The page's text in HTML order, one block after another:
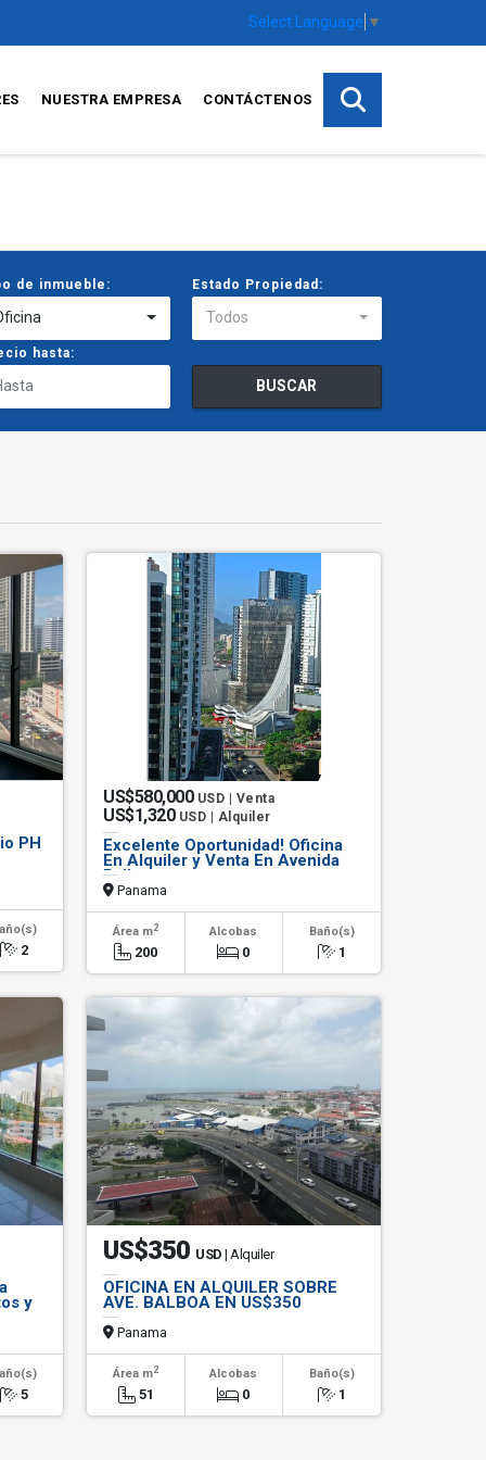
Select Language ▼
NUESTRA EMPRESA CONTÁCTENOS
de inmueble: Estado Propiedad:
Todos
hasta:
BUSCAR
PH
2
US$580,000 USD | Venta
US$1,320 USD | Alquiler
Excelente Oportunidad! Oficina
En Alquiler y Venta En Avenida
Balboa
Panama
Área m2
200
Alcobas
0
Baño(s)
1
y
5
US$350 USD | Alquiler
OFICINA EN ALQUILER SOBRE
AVE. BALBOA EN US$350
Panama
Área m2
51
Alcobas
0
Baño(s)
1